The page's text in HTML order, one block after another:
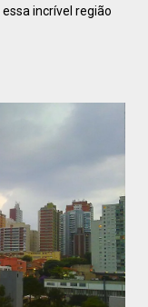
incrível região